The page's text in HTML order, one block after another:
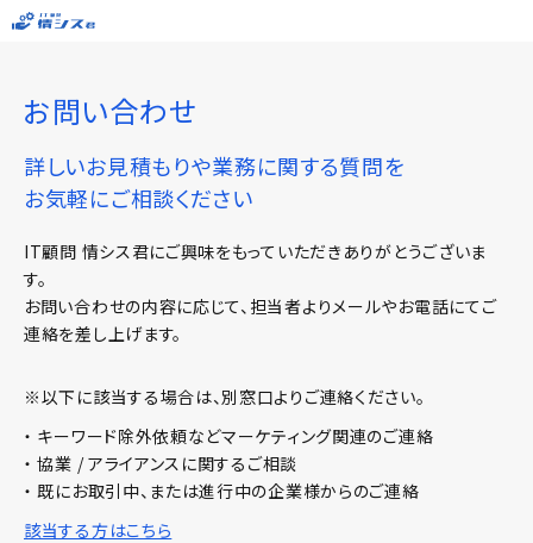
お問い合わせ
詳しいお見積もりや業務に関する質問を
お気軽にご相談ください
IT顧問 情シス君にご興味をもっていただきありがとうございま
す。
お問い合わせの内容に応じて、担当者よりメールやお電話にてご
連絡を差し上げます。
※以下に該当する場合は、別窓口よりご連絡ください。
・ キーワード除外依頼などマーケティング関連のご連絡
・ 協業 / アライアンスに関するご相談
・ 既にお取引中、または進行中の企業様からのご連絡
該当する方はこちら